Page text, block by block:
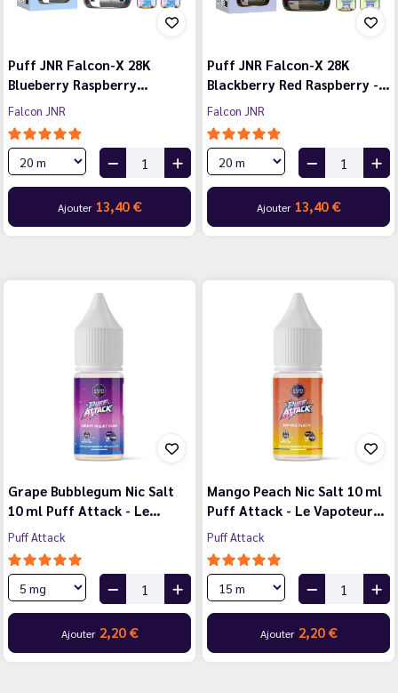
Puff JNR Falcon-X 28K
Blueberry Raspberry…
Falcon JNR
Ajouter 13,40 €
Puff JNR Falcon-X 28K
Blackberry Red Raspberry -…
Falcon JNR
Ajouter 13,40 €
Grape Bubblegum Nic Salt
10 ml Puff Attack - Le…
Puff Attack
Ajouter 2,20 €
Mango Peach Nic Salt 10 ml
Puff Attack - Le Vapoteur…
Puff Attack
Ajouter 2,20 €